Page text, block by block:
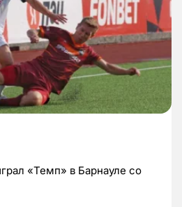
«Темп» в Барнауле со